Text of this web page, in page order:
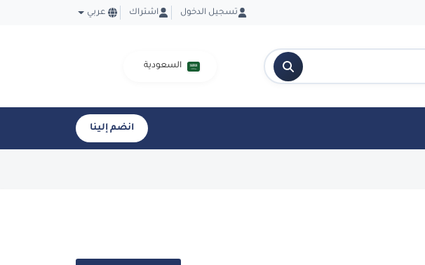
تسجيل الدخول اشتراك عربي
السعودية
انضم إلينا